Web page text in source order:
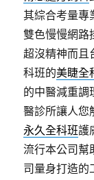
其綜合考量專
雙色慢慢網路
超沒精神而且
科班的美睫全
的中醫減重調
醫診所讓人您
永久全科班護
流行本公司幫
司量身打造的